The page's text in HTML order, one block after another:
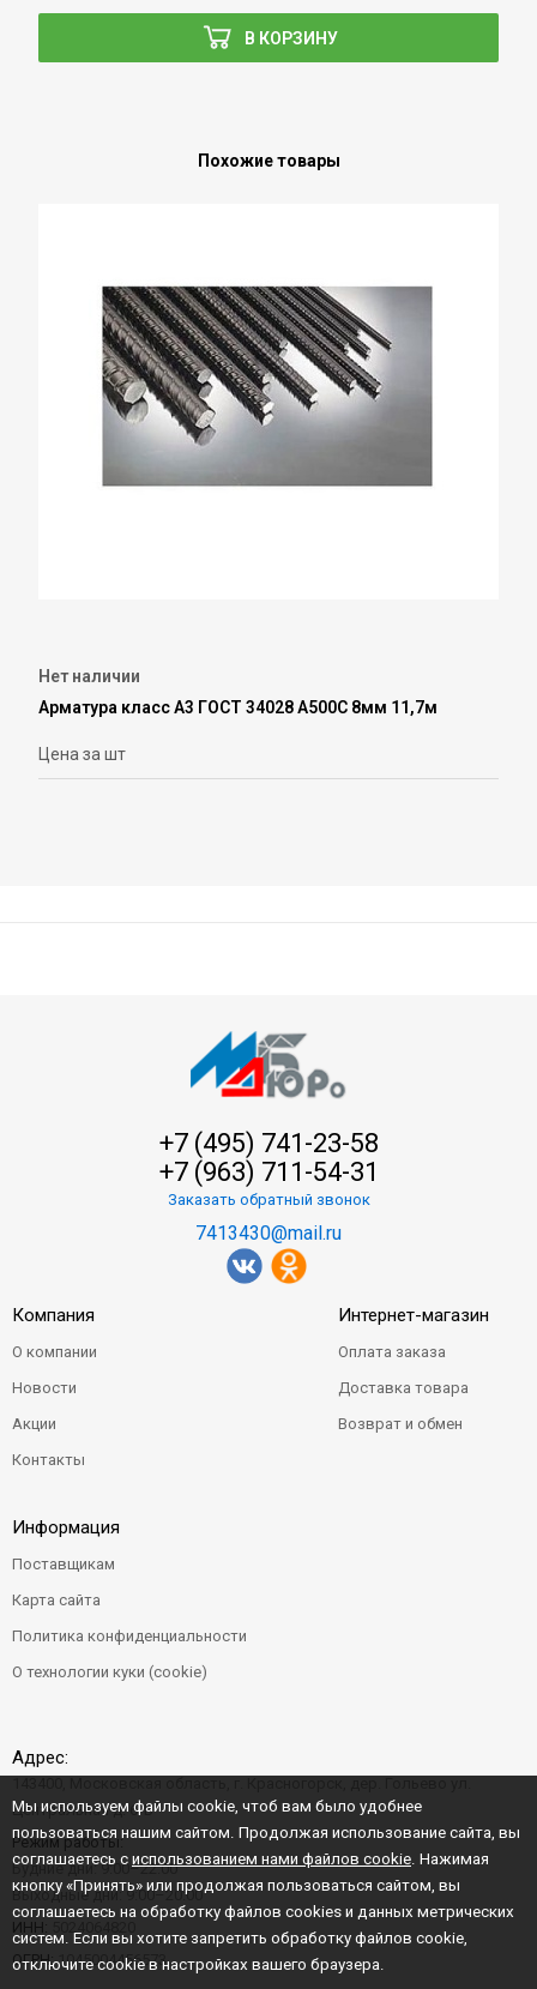
В КОРЗИНУ
Похожие товары
Нет наличии
Арматура класс А3 ГОСТ 34028 А500С 8мм 11,7м
Цена за шт
+7 (495) 741-23-58
+7 (963) 711-54-31
Заказать обратный звонок
7413430@mail.ru
Компания
О компании
Новости
Акции
Контакты
Интернет-магазин
Оплата заказа
Доставка товара
Возврат и обмен
Информация
Поставщикам
Карта сайта
Политика конфиденциальности
О технологии куки (cookie)
Адрес:
Центральная д. 6"Б"
Режим работы:
Будние дни: 9:00–22:00
Выходные дни: 9:00–20:00
ИНН:
ОГРН:1045004456573
Мы используем файлы cookie, чтоб вам было удобнее
пользоваться нашим сайтом. Продолжая использование сайта, вы
соглашаетесь с использованием нами файлов cookie . Нажимая
кнопку «Принять» или продолжая пользоваться сайтом, вы
соглашаетесь на обработку файлов cookies и данных метрических
систем. Если вы хотите запретить обработку файлов cookie,
отключите cookie в настройках вашего браузера.